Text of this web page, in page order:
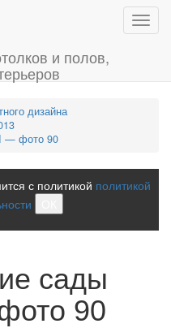
дизайна
— фото 90
с политикой политикой
сады
90